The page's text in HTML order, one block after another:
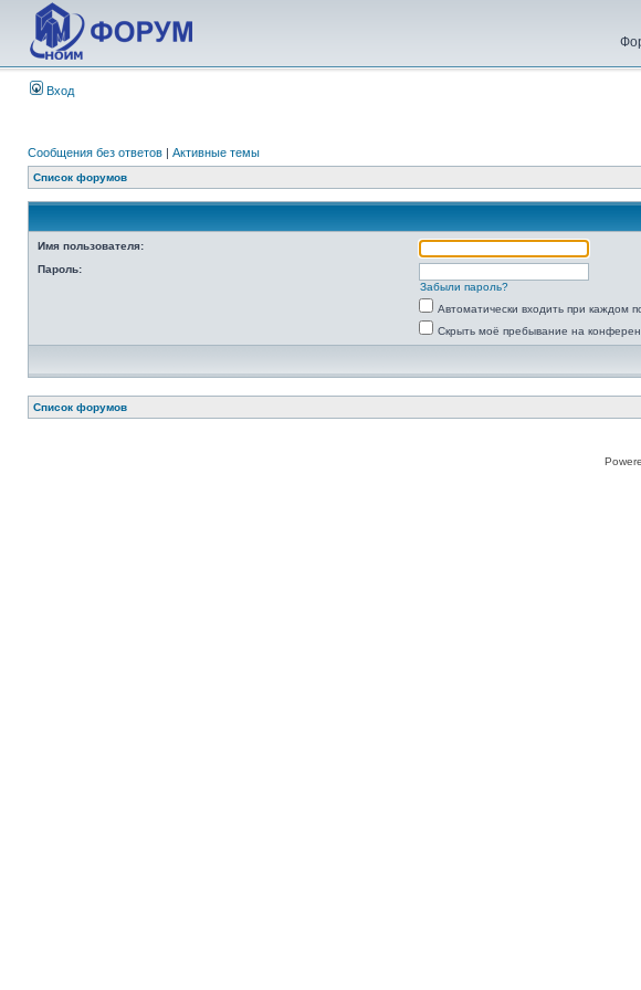
Вход
Сообщения без ответов | Активные темы
Список форумов
Имя пользователя:
Пароль:
Забыли пароль?
Автоматически входить при каждом
Скрыть моё пребывание на
Список форумов